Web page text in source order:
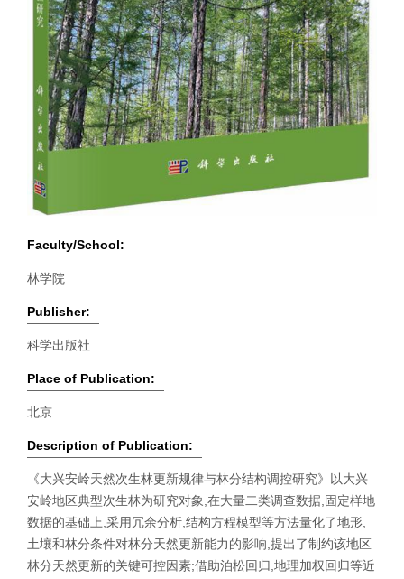
Faculty/School:
林学院
Publisher:
科学出版社
Place of Publication:
北京
Description of Publication:
《大兴安岭天然次生林更新规律与林分结构调控研究》以大兴
安岭地区典型次生林为研究对象,在大量二类调查数据,固定样地
数据的基础上,采用冗余分析,结构方程模型等方法量化了地形,
土壤和林分条件对林分天然更新能力的影响,提出了制约该地区
林分天然更新的关键可控因素;借助泊松回归,地理加权回归等近